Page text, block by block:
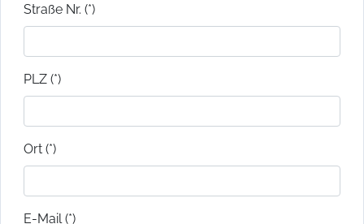
Straße Nr. (*)
PLZ (*)
Ort (*)
E-Mail (*)